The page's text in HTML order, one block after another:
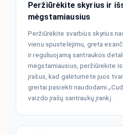
Peržiūrėkite skyrius ir
mėgstamiausius
Peržiūrėkite svarbius skyrius
vienu spustelėjimu, greta
ir reguliuojamą santraukos
mėgstamiausius, peržiūrėkite
įrašus, kad galėtumėte juos
greitai pasiekti naudodami
vaizdo įrašų santraukų įrankį.